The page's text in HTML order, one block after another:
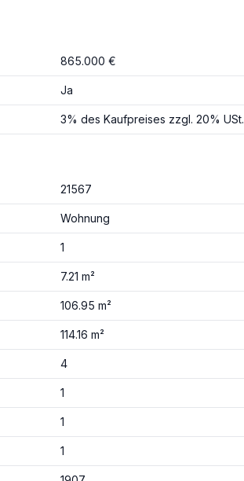
865.000 €
Ja
3% des Kaufpreises zzgl. 20% USt.
21567
Wohnung
1
7.21 m²
106.95 m²
114.16 m²
4
1
1
1